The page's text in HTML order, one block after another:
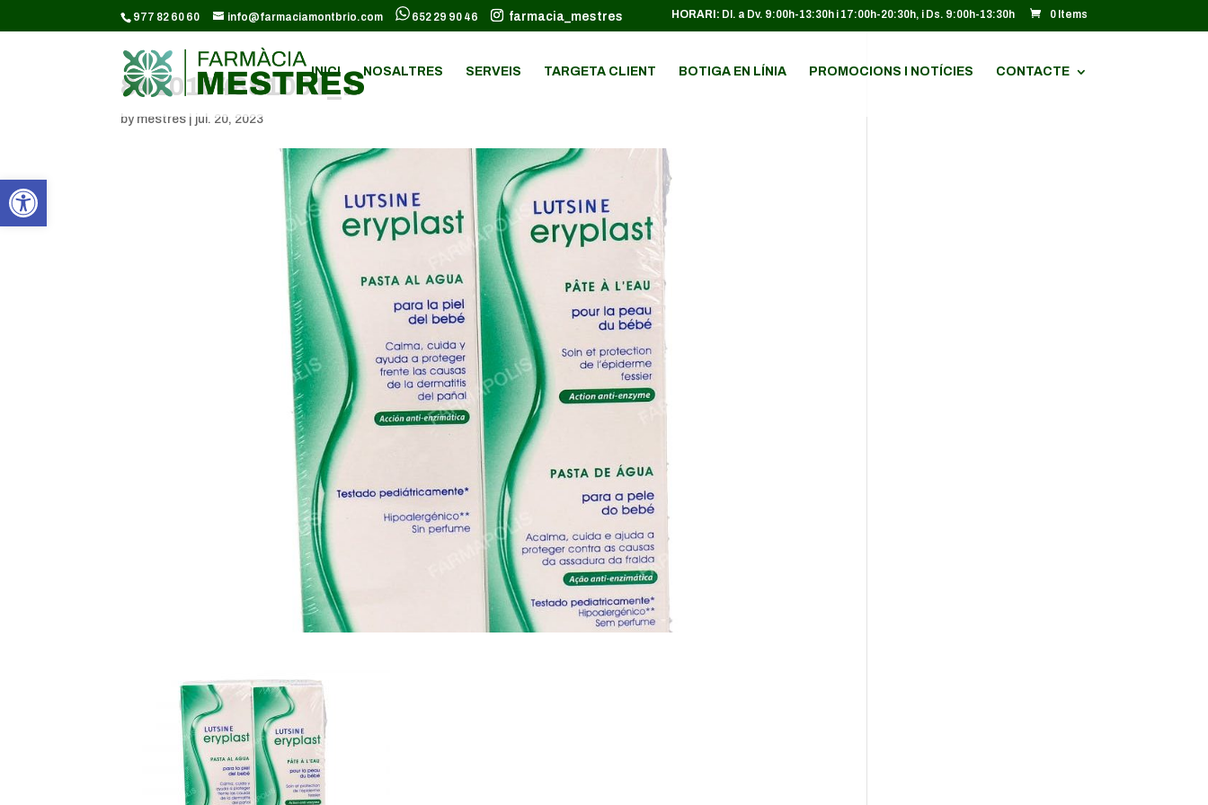
Obre la barra d'eines
CODI GOOGLE ANALYTICS:
977 82 60 60 info@farmaciamontbrio.com 652 29 90 46 farmacia_mestres HORARI: Dl. a Dv. 9:00h-13:30h i 17:00h-20:30h, i Ds. 9:00h-13:30h 0 Items
INICI NOSALTRES SERVEIS TARGETA CLIENT BOTIGA EN LÍNIA PROMOCIONS I NOTÍCIES CONTACTE
8410104881061_1
by mestres | jul. 20, 2023